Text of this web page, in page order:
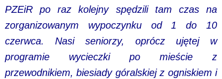
PZEiR po raz kolejny spędzili tam czas na
zorganizowanym wypoczynku od 1 do 10
czerwca. Nasi seniorzy, oprócz ujętej w
programie wycieczki po mieście z
przewodnikiem, biesiady góralskiej z ogniskiem i